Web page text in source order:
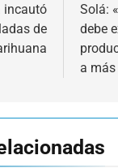
incautó
de
Solá:
debe
a